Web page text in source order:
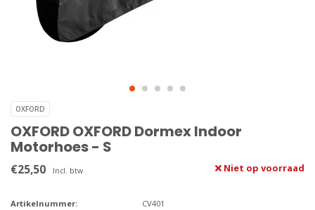
OXFORD
OXFORD OXFORD Dormex Indoor
Motorhoes - S
€25,50 Incl. btw Niet op voorraad
Artikelnummer:
CV401